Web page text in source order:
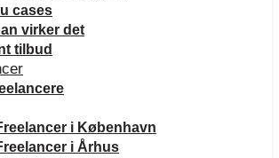
cases
virker det
tilbud
i København
i Århus